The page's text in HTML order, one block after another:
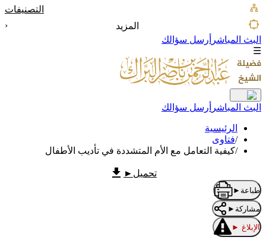
التصنيفات
المزيد
‹
البث المباشر أرسل سؤالك
☰
البث المباشر أرسل سؤالك
الرئيسية
/فتاوى
/كيفية التعامل مع الأم المتشددة في تأديب الأطفال
تحميل ►
طباعة ►
مشاركة ►
الإبلاغ ►